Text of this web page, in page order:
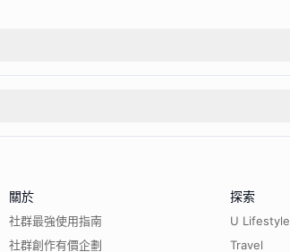
關於
社群最強使用指南
社群創作有價企劃
探索
U Lifestyle
Travel